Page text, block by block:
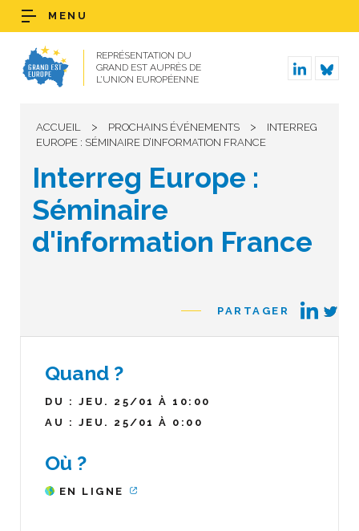
REPRÉSENTATION DU
GRAND EST AUPRÈS DE
L’UNION EUROPÉENNE
MENU
ACCUEIL > PROCHAINS ÉVÉNEMENTS >
INTERREG
EUROPE : SÉMINAIRE D’INFORMATION FRANCE
Interreg Europe :
Séminaire
d'information France
PARTAGER
Quand ?
DU : JEU. 25/01 À 10:00
AU : JEU. 25/01 À 0:00
Où ?
EN LIGNE